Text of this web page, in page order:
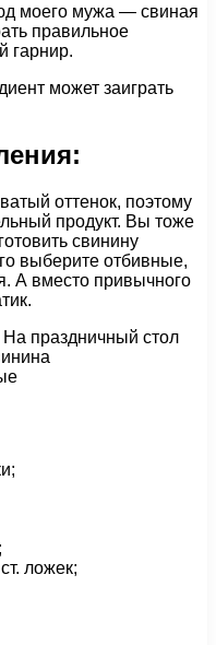
моего мужа — свиная
правильное
гарнир.
может заиграть
оттенок, поэтому
продукт. Вы тоже
свинину
выберите отбивные,
А вместо привычного
праздничный стол
ложек;